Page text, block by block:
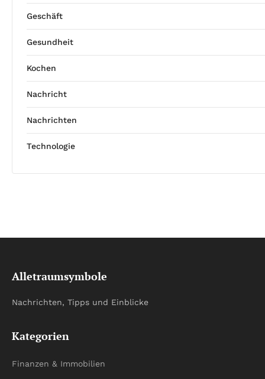
Geschäft
Gesundheit
Kochen
Nachricht
Nachrichten
Technologie
Alletraumsymbole
Nachrichten, Tipps und Einblicke
Kategorien
Finanzen & Immobilien